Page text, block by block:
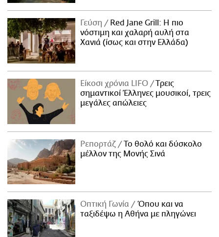
Γεύση
Red Jane Grill: Η πιο
νόστιμη και χαλαρή αυλή στα
Χανιά (ίσως και στην Ελλάδα)
Είκοσι χρόνια LIFO
Tρεις
σημαντικοί Έλληνες μουσικοί, τρεις
μεγάλες απώλειες
Ρεπορτάζ
Το θολό και δύσκολο
μέλλον της Μονής Σινά
Οπτική Γωνία
Όπου και να
ταξιδέψω η Αθήνα με πληγώνει